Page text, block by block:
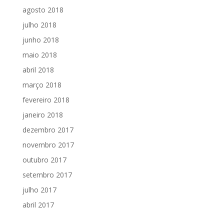
agosto 2018
julho 2018
junho 2018
maio 2018
abril 2018
março 2018
fevereiro 2018
janeiro 2018
dezembro 2017
novembro 2017
outubro 2017
setembro 2017
julho 2017
abril 2017